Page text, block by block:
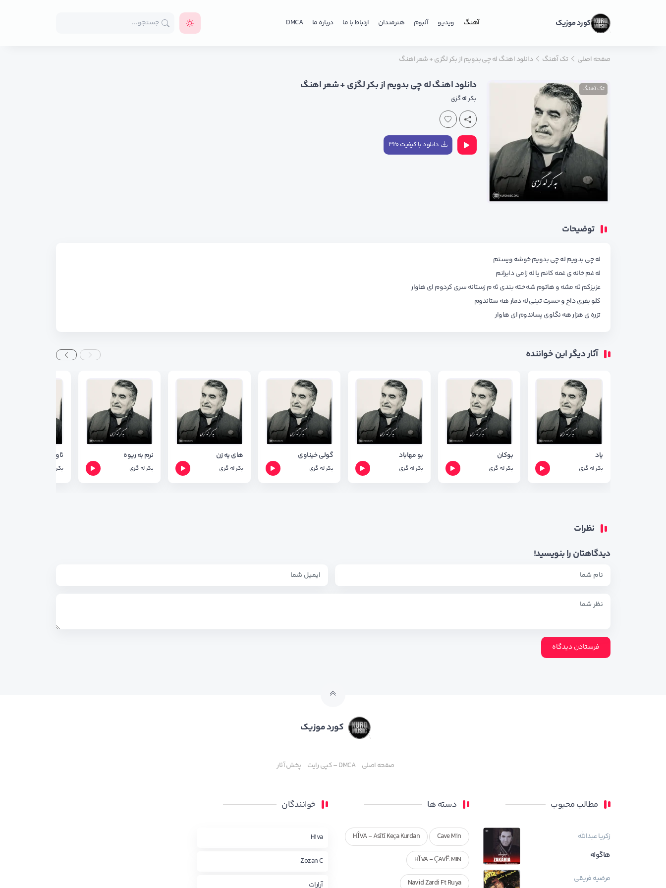
کورد موزیک آهنگ ویدیو آلبوم هنرمندان ارتباط با ما درباره ما DMCA
صفحه اصلی تک آهنگ دانلود اهنگ له چی بدویم از بکر لگزی + شعر اهنگ
تک آهنگ دانلود اهنگ له چی بدویم از بکر لگزی + شعر اهنگ
بکر له گزی
دانلود با کیفیت ۳۲۰
توضیحات
له چی بدویم له چی بدویم خوشه ویستم
له غم خانه ی غمه کانم یا له زامی دابرانم
عزیزکم ئه مشه و هاتوم شه خته بندی ئه م زستانه سری کردوم ای هاوار
کلو بفری داخ و حسرت تینی له دمار هه ستاندوم
تزره ی هزار هه نگاوی پساندوم ای هاوار
آثار دیگر این خواننده
یاد
بکر له گزی
بوکان
بکر له گزی
بو مهاباد
بکر له گزی
گولی خیناوی
بکر له گزی
های یه زن
بکر له گزی
نرم به ریوه
بکر له گزی
ئاوات
بکر له گزی
نظرات
دیدگاهتان را بنویسید!
کورد موزیک
صفحه اصلی DMCA – کپی رایت پخش آثار
مطالب محبوب
زکریا عبدالله
هاگوله
مرضیه فریقی
دسته ها
Cave Min
HÎVA - Asîtî Keça Kurdan
HÎVA - ÇAVÊ MIN
Navid Zardi Ft Ruya
خوانندگان
Hiva
Zozan C
آرارات